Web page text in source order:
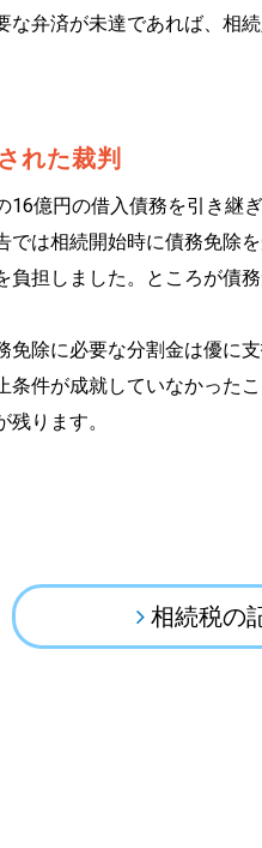
な弁済が未達であれば、相
れた裁判
億円の借入債務を引き継
は相続開始時に債務免除
担しました。ところが債
除に必要な分割金は優に
条件が成就していなかった
ります。
相続税の